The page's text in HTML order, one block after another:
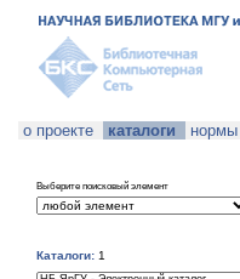
о проекте каталоги нормы
Выберите поисковый элемент
Каталоги: 1